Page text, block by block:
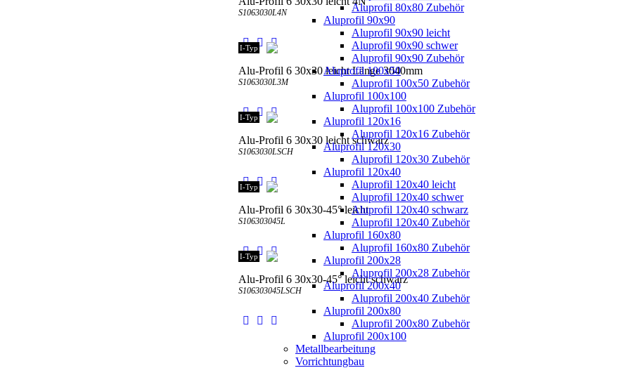
Aluprofil 80x80 Zubehör
Aluprofil 90x90
Aluprofil 90x90 leicht
Aluprofil 90x90 schwer
Aluprofil 90x90 Zubehör
Aluprofil 100x50
Aluprofil 100x50 Zubehör
Aluprofil 100x100
Aluprofil 100x100 Zubehör
Aluprofil 120x16
Aluprofil 120x16 Zubehör
Aluprofil 120x30
Aluprofil 120x30 Zubehör
Aluprofil 120x40
Aluprofil 120x40 leicht
Aluprofil 120x40 schwer
Aluprofil 120x40 schwarz
Aluprofil 120x40 Zubehör
Aluprofil 160x80
Aluprofil 160x80 Zubehör
Aluprofil 200x28
Aluprofil 200x28 Zubehör
Aluprofil 200x40
Aluprofil 200x40 Zubehör
Aluprofil 200x80
Aluprofil 200x80 Zubehör
Aluprofil 200x100
Metallbearbeitung
Vorrichtungbau
S1063030L4N
Alu-Profil 6 30x30 leicht Länge 3040mm
S1063030L3M
I-Typ
Alu-Profil 6 30x30 leicht schwarz
S1063030LSCH
I-Typ
Alu-Profil 6 30x30-45° leicht
S106303045L
I-Typ
Alu-Profil 6 30x30-45° leicht schwarz
S106303045LSCH
I-Typ